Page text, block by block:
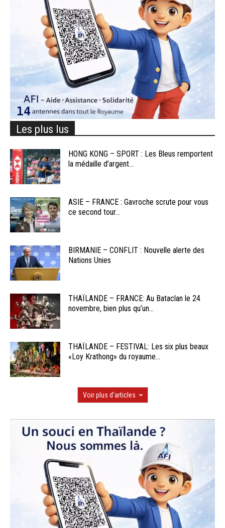
Les plus lus
HONG KONG – SPORT : Les Bleus remportent
la médaille d’argent...
ASIE – FRANCE : Gavroche scrute pour vous
ce second tour...
BIRMANIE – CONFLIT : Nouvelle alerte des
Nations Unies
THAÏLANDE – FRANCE: Au Bataclan le 24
novembre, bien plus qu’un...
THAÏLANDE – FESTIVAL: Les six plus beaux
«Loy Krathong» du royaume...
Voir plus d'articles